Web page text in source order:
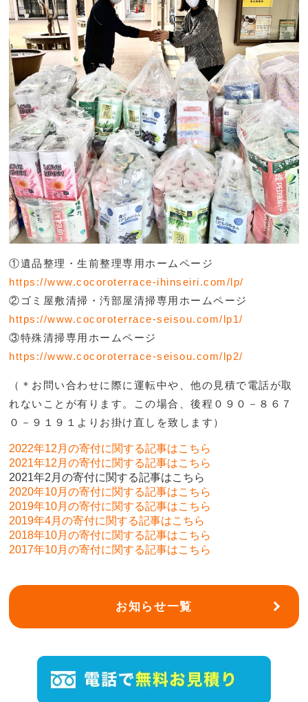
①遺品整理・生前整理専用ホームページ
https://www.cocoroterrace-ihinseiri.com/lp/
②ゴミ屋敷清掃・汚部屋清掃専用ホームページ
https://www.cocoroterrace-seisou.com/lp1/
③特殊清掃専用ホームページ
https://www.cocoroterrace-seisou.com/lp2/
（＊お問い合わせに際に運転中や、他の見積で電話が取
れないことが有ります。この場合、後程０９０－８６７
０－９１９１よりお掛け直しを致します）
2022年12月の寄付に関する記事はこちら
2021年12月の寄付に関する記事はこちら
2021年2月の寄付に関する記事はこちら
2020年10月の寄付に関する記事はこちら
2019年10月の寄付に関する記事はこちら
2019年4月の寄付に関する記事はこちら
2018年10月の寄付に関する記事はこちら
2017年10月の寄付に関する記事はこちら
お知らせ一覧